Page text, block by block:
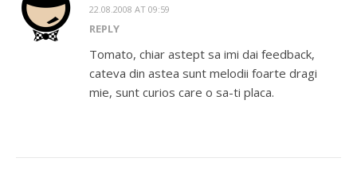
22.08.2008 AT 09:59
REPLY
Tomato, chiar astept sa imi dai feedback,
cateva din astea sunt melodii foarte dragi
mie, sunt curios care o sa-ti placa.